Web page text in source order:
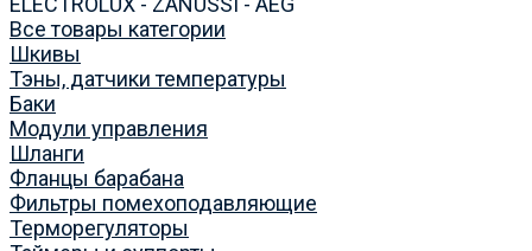
Все товары категории
Шкивы
Тэны, датчики температуры
Баки
Модули управления
Шланги
Фланцы барабана
Фильтры помехоподавляющие
Терморегуляторы